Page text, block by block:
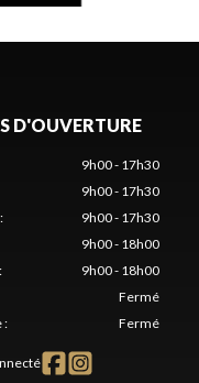
D'OUVERTURE
9h00 - 17h30
9h00 - 17h30
:
9h00 - 17h30
9h00 - 18h00
:
9h00 - 18h00
Fermé
: Fermé